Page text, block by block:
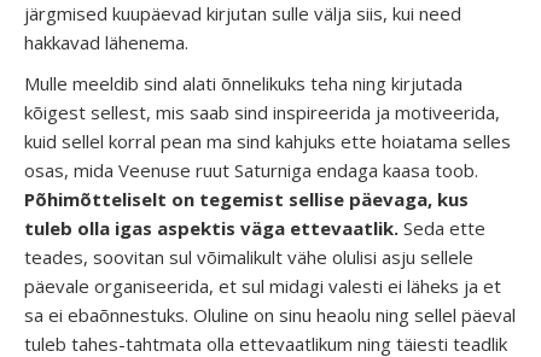
järgmised kuupäevad kirjutan sulle välja siis, kui need
hakkavad lähenema.
Mulle meeldib sind alati õnnelikuks teha ning kirjutada
kõigest sellest, mis saab sind inspireerida ja motiveerida,
kuid sellel korral pean ma sind kahjuks ette hoiatama selles
osas, mida Veenuse ruut Saturniga endaga kaasa toob.
Põhimõtteliselt on tegemist sellise päevaga, kus
tuleb olla igas aspektis väga ettevaatlik. Seda ette
teades, soovitan sul võimalikult vähe olulisi asju sellele
päevale organiseerida, et sul midagi valesti ei läheks ja et
sa ei ebaõnnestuks. Oluline on sinu heaolu ning sellel päeval
tuleb tahes-tahtmata olla ettevaatlikum ning täiesti teadlik